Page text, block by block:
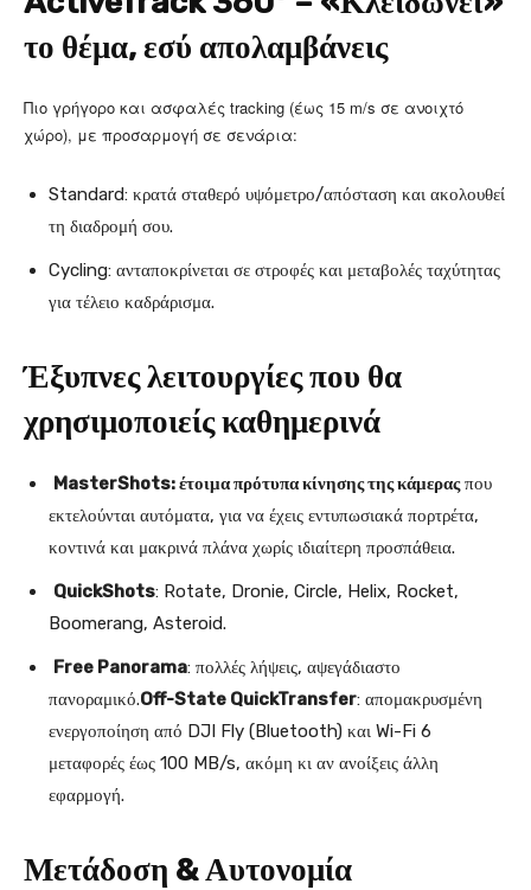
το θέμα, εσύ απολαμβάνεις
Πιο γρήγορο και ασφαλές tracking (έως 15 m/s σε ανοιχτό
χώρο), με προσαρμογή σε σενάρια:
Standard: κρατά σταθερό υψόμετρο/απόσταση και ακολουθεί
τη διαδρομή σου.
Cycling: ανταποκρίνεται σε στροφές και μεταβολές ταχύτητας
για τέλειο καδράρισμα.
Έξυπνες λειτουργίες που θα
χρησιμοποιείς καθημερινά
MasterShots: έτοιμα πρότυπα κίνησης της κάμεραςπου
εκτελούνται αυτόματα, για να έχεις εντυπωσιακά πορτρέτα,
κοντινά και μακρινά πλάνα χωρίς ιδιαίτερη προσπάθεια.
QuickShots: Rotate, Dronie, Circle, Helix, Rocket,
Boomerang, Asteroid.
Free Panorama: πολλές λήψεις, αψεγάδιαστο
πανοραμικό.Off-State QuickTransfer: απομακρυσμένη
ενεργοποίηση από DJI Fly (Bluetooth) και Wi-Fi 6
μεταφορές έως 100 MB/s, ακόμη κι αν ανοίξεις άλλη
εφαρμογή.
Μετάδοση & Αυτονομία